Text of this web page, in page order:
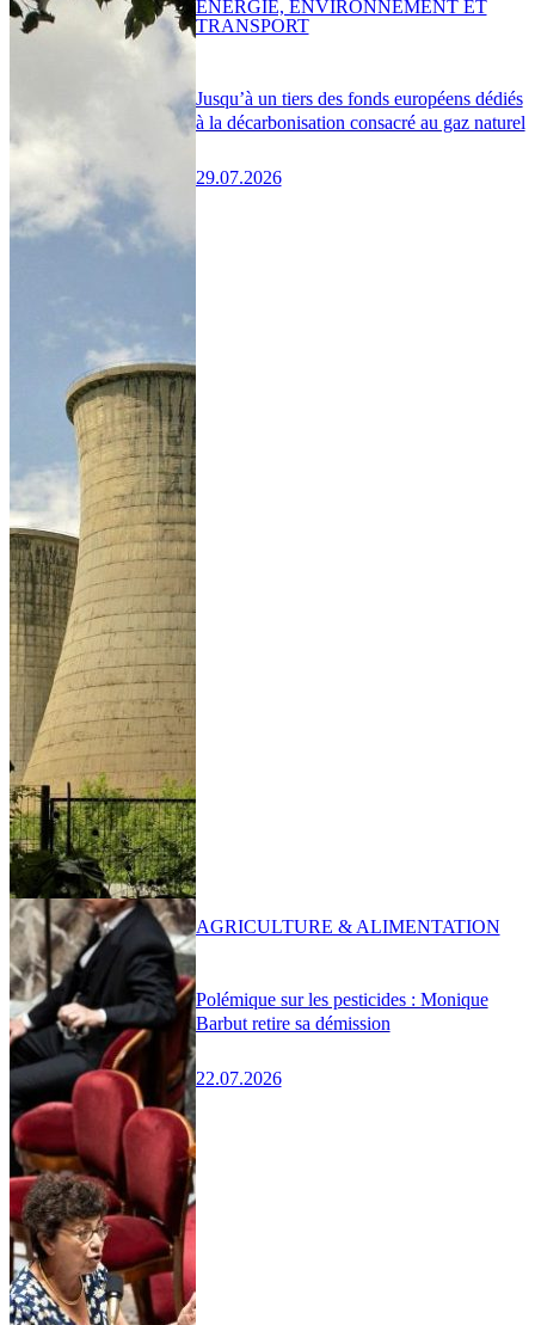
Jusqu’à un tiers des fonds européens dédiés
à la décarbonisation consacré au gaz naturel
29.07.2026
ENERGIE, ENVIRONNEMENT ET
TRANSPORT
Polémique sur les pesticides : Monique
Barbut retire sa démission
22.07.2026
AGRICULTURE & ALIMENTATION